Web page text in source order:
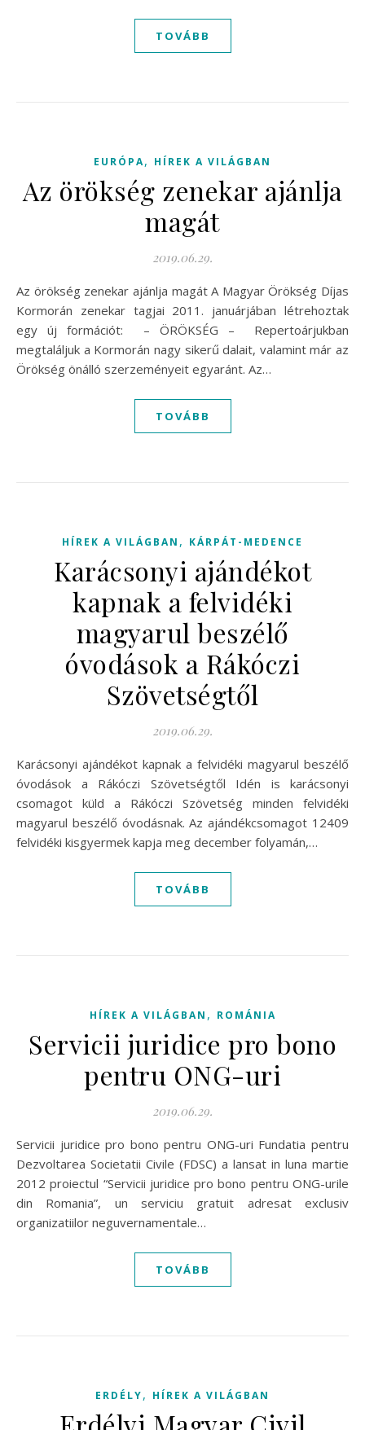
TOVÁBB
EURÓPA, HÍREK A VILÁGBAN
Az örökség zenekar ajánlja
magát
2019.06.29.
Az örökség zenekar ajánlja magát A Magyar Örökség Díjas
Kormorán zenekar tagjai 2011. januárjában létrehoztak
egy új formációt: – ÖRÖKSÉG – Repertoárjukban
megtaláljuk a Kormorán nagy sikerű dalait, valamint már az
Örökség önálló szerzeményeit egyaránt. Az…
TOVÁBB
HÍREK A VILÁGBAN , KÁRPÁT-MEDENCE
Karácsonyi ajándékot
kapnak a felvidéki
magyarul beszélő
óvodások a Rákóczi
Szövetségtől
2019.06.29.
Karácsonyi ajándékot kapnak a felvidéki magyarul beszélő
óvodások a Rákóczi Szövetségtől Idén is karácsonyi
csomagot küld a Rákóczi Szövetség minden felvidéki
magyarul beszélő óvodásnak. Az ajándékcsomagot 12409
felvidéki kisgyermek kapja meg december folyamán,…
TOVÁBB
HÍREK A VILÁGBAN , ROMÁNIA
Servicii juridice pro bono
pentru ONG-uri
2019.06.29.
Servicii juridice pro bono pentru ONG-uri Fundatia pentru
Dezvoltarea Societatii Civile (FDSC) a lansat in luna martie
2012 proiectul “Servicii juridice pro bono pentru ONG-urile
din Romania”, un serviciu gratuit adresat exclusiv
organizatiilor neguvernamentale…
TOVÁBB
ERDÉLY, HÍREK A VILÁGBAN